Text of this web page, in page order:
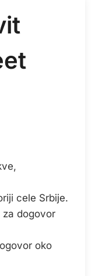
cele Srbije.
dogovor
oko